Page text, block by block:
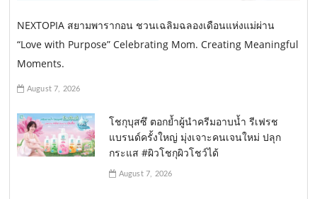
NEXTOPIA สยามพารากอน ชวนเฉลิมฉลองเดือนแห่งแม่ผ่าน
“Love with Purpose” Celebrating Mom. Creating Meaningful
Moments.
August 7, 2026
โชกุบุสซึ ตอกย้ำผู้นำครีมอาบน้ำ รีเฟรช
แบรนด์ครั้งใหญ่ มุ่งเจาะคนเจนใหม่ ปลุก
กระแส #ผิวโชกุผิวโชว์ได้
August 7, 2026